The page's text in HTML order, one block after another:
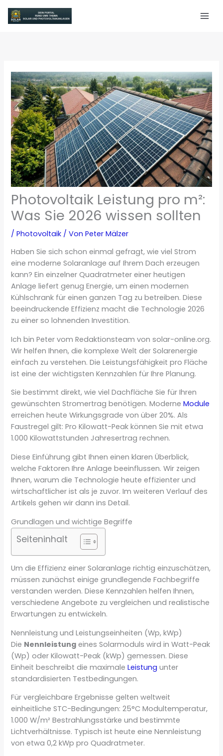
Inhalt
Photovoltaik Leistung pro m²:
Was Sie 2026 wissen sollten
/Photovoltaik / VonPeter Mälzer
Haben Sie sich schon einmal gefragt, wie viel Strom
eine moderne Solaranlage auf Ihrem Dach erzeugen
kann? Ein einzelner Quadratmeter einer heutigen
Anlage liefert genug Energie, um einen modernen
Kühlschrank für einen ganzen Tag zu betreiben. Diese
beeindruckende Effizienz macht die Technologie 2026
zu einer so lohnenden Investition.
Ich bin Peter vom Redaktionsteam von solar-online.org.
Wir helfen Ihnen, die komplexe Welt der Solarenergie
einfach zu verstehen. Die Leistungsfähigkeit pro Fläche
ist eine der wichtigsten Kennzahlen für Ihre Planung.
Sie bestimmt direkt, wie viel Dachfläche Sie für Ihren
gewünschten Stromertrag benötigen. ModerneModule
erreichen heute Wirkungsgrade von über 20%. Als
Faustregel gilt: Pro Kilowatt-Peak können Sie mit etwa
1.000 Kilowattstunden Jahresertrag rechnen.
Diese Einführung gibt Ihnen einen klaren Überblick,
welche Faktoren Ihre Anlage beeinflussen. Wir zeigen
Ihnen, warum die Technologie heute effizienter und
wirtschaftlicher ist als je zuvor. Im weiteren Verlauf des
Artikels gehen wir dann ins Detail.
Grundlagen und wichtige Begriffe
Seiteninhalt
Um die Effizienz einer Solaranlage richtig einzuschätzen,
müssen zunächst einige grundlegende Fachbegriffe
verstanden werden. Diese Kennzahlen helfen Ihnen,
verschiedene Angebote zu vergleichen und realistische
Erwartungen zu entwickeln.
Nennleistung und Leistungseinheiten (Wp, kWp)
Die Nennleistung eines Solarmoduls wird in Watt-Peak
(Wp) oder Kilowatt-Peak (kWp) gemessen. Diese
Einheit beschreibt die maximaleLeistung unter
standardisierten Testbedingungen.
Für vergleichbare Ergebnisse gelten weltweit
einheitliche STC-Bedingungen: 25°C Modultemperatur,
1.000 W/m² Bestrahlungsstärke und bestimmte
Lichtverhältnisse. Typisch ist heute eine Nennleistung
von etwa 0,2 kWp pro Quadratmeter.